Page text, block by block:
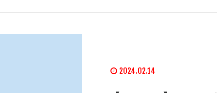
2024.02.14